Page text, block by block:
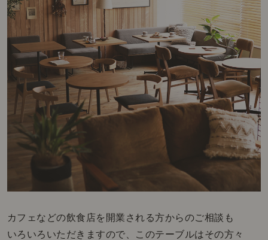
カフェなどの飲食店を開業される方からのご相談も
いろいろいただきますので、このテーブルはその方々